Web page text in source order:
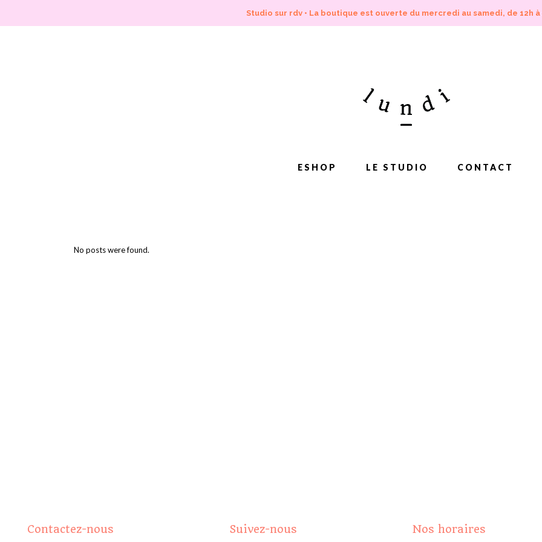
Studio sur rdv • La boutique est ouverte du mercredi au samedi, de 12h à
ESHOP LE STUDIO CONTACT
No posts were found.
Contactez-nous Suivez-nous Nos horaires